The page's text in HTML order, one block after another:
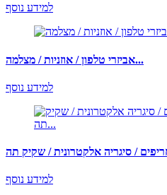
למידע נוסף
אביזרי טלפון / אוזניות / מצלמה...
למידע נוסף
למידע נוסף